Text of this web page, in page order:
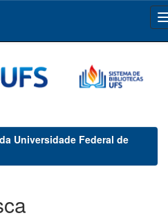
Universidade Federal de